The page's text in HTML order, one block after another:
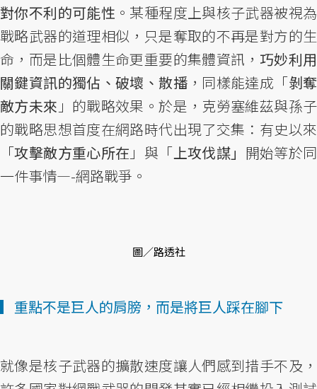
對你不利的可能性 。某種程度上與核子武器被視為
戰略武器的道理相似，只是奪取的不再是對方的生
命，而是比個體生命更重要的集體資訊， 巧妙利用
關鍵資訊的獨佔、破壞、散播，同樣能達成「剝奪
敵方未來 」的戰略效果。於是，克勞塞維茲與孫子
的戰略思想首度在網路時代出現了交集：有史以來
「攻擊敵方重心所在 」與「上攻伐謀」 開始等於同
一件事情—-網路戰爭。
圖／路透社
▎重點不是巨人的肩膀，而是將巨人踩在腳下
就像是核子武器的擴散速度讓人們感到措手不及，